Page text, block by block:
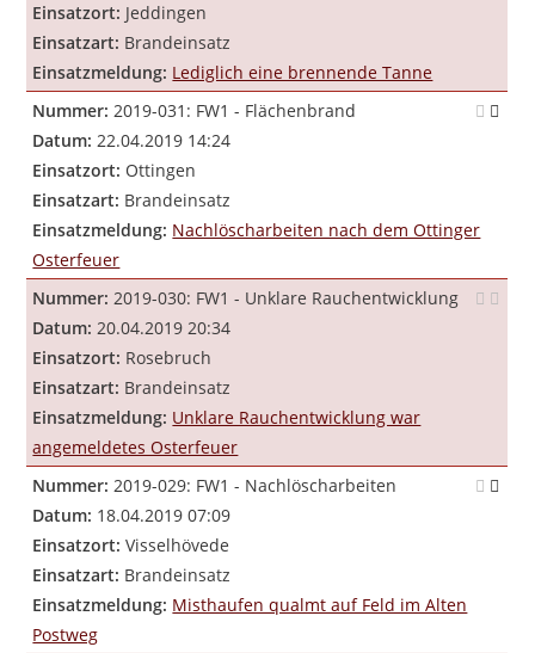
Einsatzort: Jeddingen
Einsatzart: Brandeinsatz
Einsatzmeldung: Lediglich eine brennende Tanne
Nummer: 2019-031: FW1 - Flächenbrand
Datum: 22.04.2019 14:24
Einsatzort: Ottingen
Einsatzart: Brandeinsatz
Einsatzmeldung: Nachlöscharbeiten nach dem Ottinger
Osterfeuer
Nummer: 2019-030: FW1 - Unklare Rauchentwicklung
Datum: 20.04.2019 20:34
Einsatzort: Rosebruch
Einsatzart: Brandeinsatz
Einsatzmeldung: Unklare Rauchentwicklung war
angemeldetes Osterfeuer
Nummer: 2019-029: FW1 - Nachlöscharbeiten
Datum: 18.04.2019 07:09
Einsatzort: Visselhövede
Einsatzart: Brandeinsatz
Einsatzmeldung: Misthaufen qualmt auf Feld im Alten
Postweg